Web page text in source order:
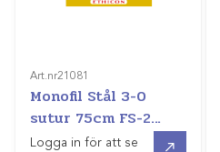
Art.nr21081
Monofil Stål 3-0
sutur 75cm FS-2
F2707/1dz
Logga in för att se